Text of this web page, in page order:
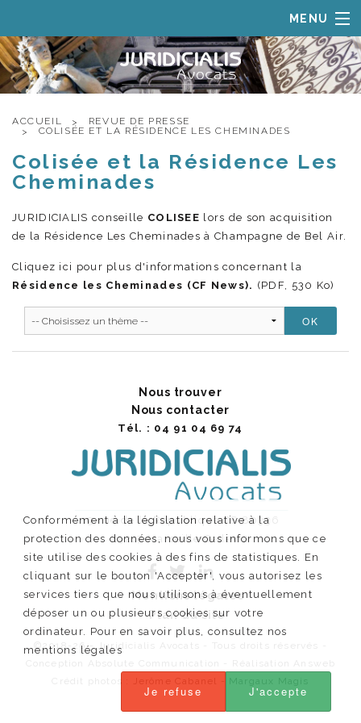
MENU
ACCUEIL
LE CABINET
EQUIPE
REVUE DE PRESSE
ACCUEIL
REVUE DE PRESSE
COLISÉE ET LA RÉSIDENCE LES CHEMINADES
Colisée et la Résidence Les
Cheminades
JURIDICIALIS conseille COLISEE lors de son acquisition
de la Résidence Les Cheminades à Champagne de Bel Air.
Cliquez ici pour plus d'informations concernant la
Résidence les Cheminades (CF News). (PDF, 530 Ko)
Nous trouver
Nous contacter
Tél. : 04 91 04 69 74
19 rue de la République CS 80336
13217 Marseille Cedex 2
Mentions légales
Plan du site
©2018-26 - Juridicialis Avocats - Tous droits réservés -
Conformément à la législation relative à la
protection des données, nous vous informons que ce
site utilise des cookies à des fins de statistiques. En
cliquant sur le bouton 'Accepter', vous autorisez les
services tiers que nous utilisons à éventuellement
déposer un ou plusieurs cookies sur votre
ordinateur. Pour en savoir plus, consultez nos
mentions légales
Je refuse J'accepte